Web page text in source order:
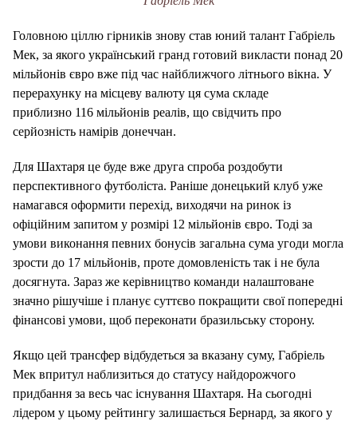
Головною ціллю гірників знову став юний талант Габріель
Мек, за якого український гранд готовий викласти понад 20
мільйонів євро вже під час найближчого літнього вікна. У
перерахунку на місцеву валюту ця сума складе
приблизно 116 мільйонів реалів, що свідчить про
серйозність намірів донеччан.
Для Шахтаря це буде вже друга спроба роздобути
перспективного футболіста. Раніше донецький клуб уже
намагався оформити перехід, виходячи на ринок із
офіційним запитом у розмірі 12 мільйонів євро. Тоді за
умови виконання певних бонусів загальна сума угоди могла
зрости до 17 мільйонів, проте домовленість так і не була
досягнута. Зараз же керівництво команди налаштоване
значно рішучіше і планує суттєво покращити свої попередні
фінансові умови, щоб переконати бразильську сторону.
Якщо цей трансфер відбудеться за вказану суму, Габріель
Мек впритул наблизиться до статусу найдорожчого
придбання за весь час існування Шахтаря. На сьогодні
лідером у цьому рейтингу залишається Бернард, за якого у